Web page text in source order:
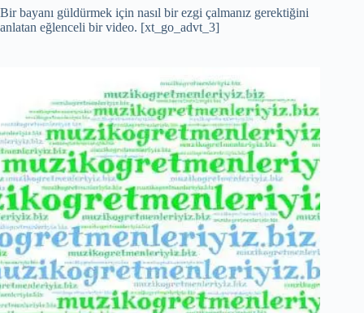
Bir bayanı güldürmek için nasıl bir ezgi çalmanız gerektiğini
anlatan eğlenceli bir video. [xt_go_advt_3]